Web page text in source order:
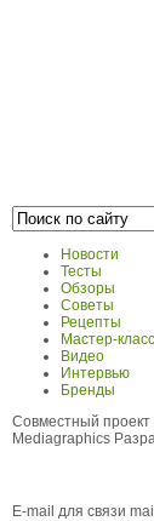
Новости
Тесты
Обзоры
Советы
Рецепты
Мастер-
Видео
Интервью
Бренды
Совместный проект
Mediagraphics
E-mail для связи